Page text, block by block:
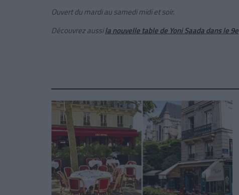
Ouvert du mardi au samedi midi et soir.
Découvrez aussila nouvelle table de Yoni Saada dans le 9e